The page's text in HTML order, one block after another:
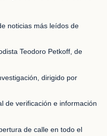
noticias más leídos de
Teodoro Petkoff, de
dirigido por
de verificación e información
de calle en todo el